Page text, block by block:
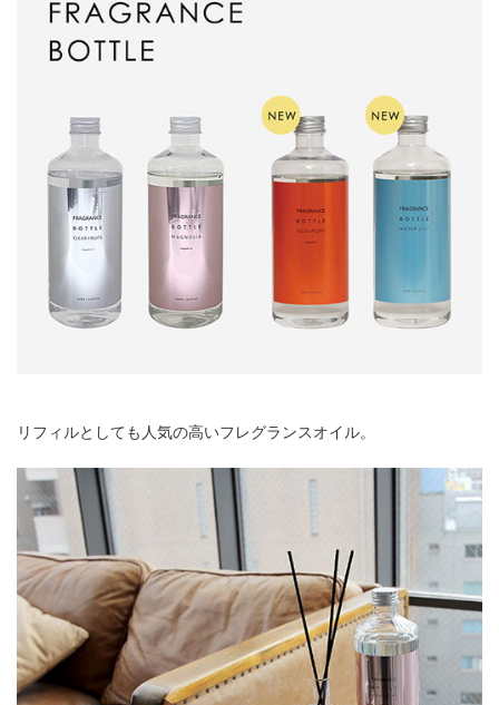
リフィルとしても人気の高いフレグランスオイル。